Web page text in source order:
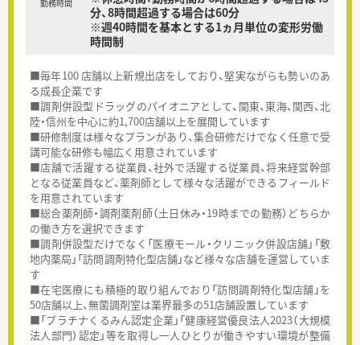
勤務時間
分、8時間超過する場合は60分
※週40時間を基本とする1ヵ月単位の変形労働
時間制
■毎年100 店舗以上新規出店をしており、堅実ながらも勢いのあ
る成長企業です
■調剤併設型ドラッグのパイオニアとして、関東、東海、関西、北
陸・信州を中心に約1,700店舗以上を展開しています
■研修制度は様々なプランがあり、集合研修だけでなく任意で受
講可能な研修も幅広く用意されています
■店舗で活躍する従業員、社外で活躍する従業員、将来経営幹部
となる従業員など、薬剤師として様々な活躍ができるフィールド
を用意されています
■総合薬剤師・調剤薬剤師（土日休み・19時までの勤務）どちらか
の働き方を選択できます
■調剤併設型だけでなく「医療モール・クリニック併設店舗」「敷
地内薬局」「訪問調剤特化型店舗」など様々な店舗を運営していま
す
■在宅医療にも積極的取り組んでおり「訪問調剤特化型店舗」を
50店舗以上、無菌調剤室は業界最多の51店舗設置しています
■「プラチナくるみん認定企業」「健康経営優良法人2023（大規模
法人部門）認定」等を取得し一人ひとりが働きやすい環境が整備